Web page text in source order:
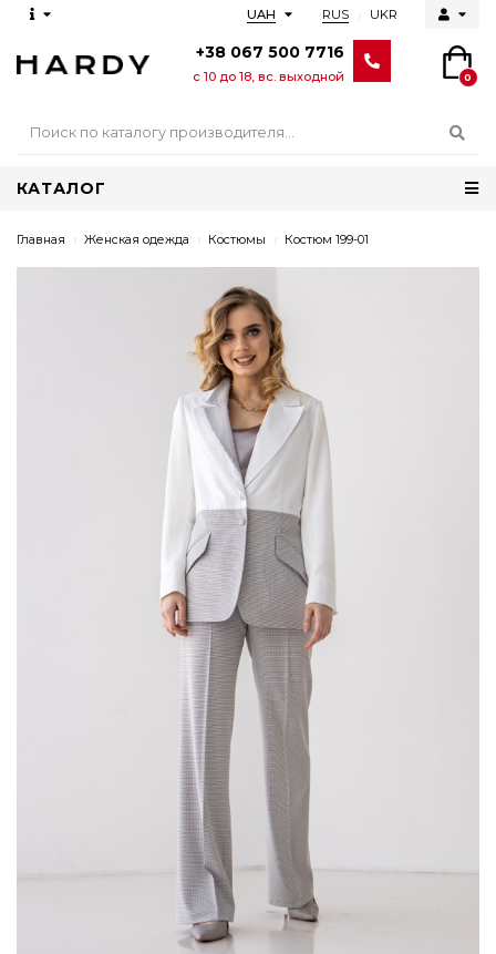
RUS UKR
UAH
+38 067 500 7716
с 10 до 18, вс. выходной 0
КАТАЛОГ
Главная Женская одежда Костюмы Костюм 199-01